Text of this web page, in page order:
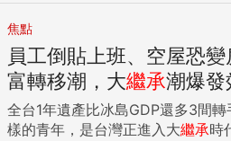
焦點
員工倒貼上班、空屋恐
富轉移潮，大繼承潮爆發
全台1年遺產比冰島GDP還多3間轉
樣的青年，是台灣正進入大繼承時